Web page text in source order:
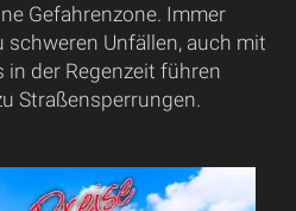
Gefahrenzone. Immer
Unfällen, auch mit
der Regenzeit führen
Straßensperrungen.